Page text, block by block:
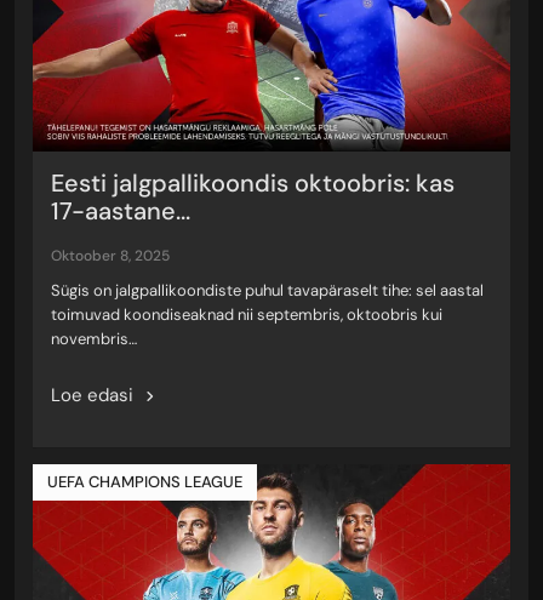
Eesti jalgpallikoondis oktoobris: kas
17-aastane...
oktoober 8, 2025
Sügis on jalgpallikoondiste puhul tavapäraselt tihe: sel aastal
toimuvad koondiseaknad nii septembris, oktoobris kui
novembris…
Loe edasi
UEFA CHAMPIONS LEAGUE